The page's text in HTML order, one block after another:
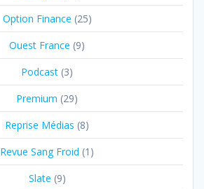
Option Finance (25)
Ouest France (9)
Podcast (3)
Premium (29)
Reprise Médias (8)
Revue Sang Froid (1)
Slate (9)